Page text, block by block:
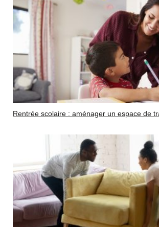
Rentrée scolaire : aménager un espace de